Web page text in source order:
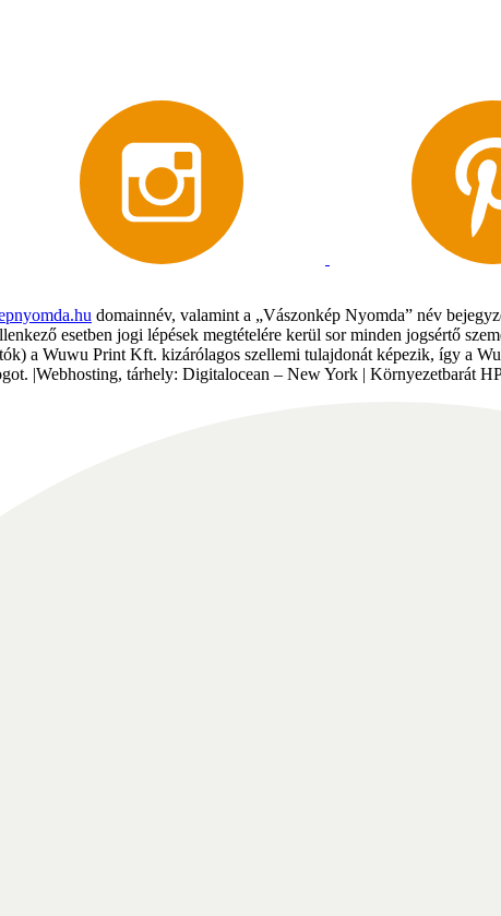
domainnév, valamint a „Vászonkép Nyomda” név
esetben jogi lépések megtételére kerül sor minden jogsértő
a Wuwu Print Kft. kizárólagos szellemi tulajdonát képezik, így a
|Webhosting, tárhely: Digitalocean – New York | Környezetbarát